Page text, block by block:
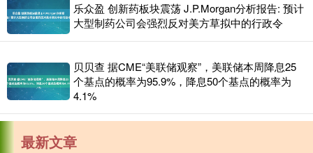
乐众盈 创新药板块震荡 J.P.Morgan分析报告: 预计
大型制药公司会强烈反对美方草拟中的行政令
贝贝查 据CME“美联储观察”，美联储本周降息25
个基点的概率为95.9%，降息50个基点的概率为
4.1%
最新文章